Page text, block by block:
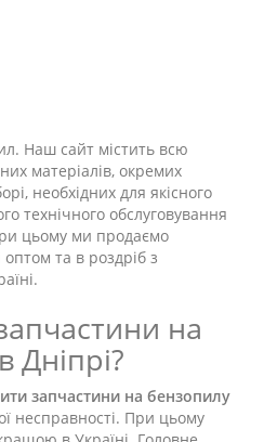
Наш сайт містить всю
матеріалів, окремих
необхідних для якісного
технічного обслуговування
цьому ми продаємо
та в роздріб з
на
Дніпрі?
запчастини на бензопилу
несправності. При цьому